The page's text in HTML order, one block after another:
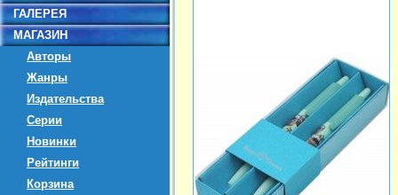
ГАЛЕРЕЯ
МАГАЗИН
Авторы
Жанры
Издательства
Серии
Новинки
Рейтинги
Корзина